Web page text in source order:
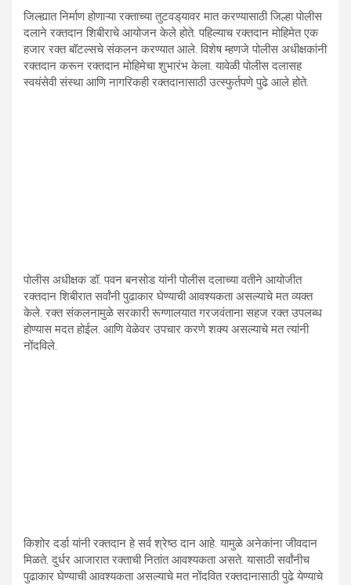
जिल्ह्यात निर्माण होणाऱ्या रक्ताच्या तुटवड‌्यावर मात करण्यासाठी जिल्हा पाेलीस
दलाने रक्तदान शिबीराचे आयोजन केले होते. पहिल्याच रक्तदान मोहिमेत एक
हजार रक्त बॉटल्सचे संकलन करण्यात आले. विशेष म्हणजे पोलीस अधीक्षकांनी
रक्तदान करून रक्तदान मोहिमेचा शुभारंभ केला. यावेळी पोलीस दलासह
स्वयंसेवी संस्था आणि नागरिकही रक्तदानासाठी उत्स्फुर्तपणे पुढे आले होते.
पोलीस अधीक्षक डॉ. पवन बनसोड यांनी पोलीस दलाच्या वतीने आयोजीत
रक्तदान शिबीरात सर्वांनी पुढाकार घेण्याची आवश्यकता असल्याचे मत व्यक्त
केले. रक्त संकलनामुळे सरकारी रूग्णालयात गरजवंताना सहज रक्त उपलब्ध
होण्यास मदत होईल. आणि वेळेवर उपचार करणे शक्य असल्याचे मत त्यांनी
नोंदविले.
किशोर दर्डा यांनी रक्तदान हे सर्व श्रेष्ठ दान आहे. यामुळे अनेकांना जीवदान
मिळते. दुर्धर आजारात रक्ताची नितांत आवश्यकता असते. यासाठी सर्वांनीच
पुढाकार घेण्याची आवश्यकता असल्याचे मत नोंदवित रक्तदानासाठी पुढे येण्याचे